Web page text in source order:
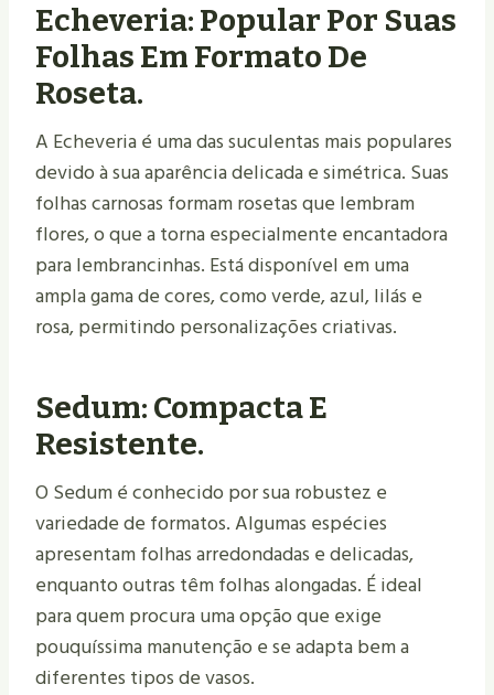
Echeveria: Popular Por Suas
Folhas Em Formato De
Roseta.
A Echeveria é uma das suculentas mais populares
devido à sua aparência delicada e simétrica. Suas
folhas carnosas formam rosetas que lembram
flores, o que a torna especialmente encantadora
para lembrancinhas. Está disponível em uma
ampla gama de cores, como verde, azul, lilás e
rosa, permitindo personalizações criativas.
Sedum: Compacta E
Resistente.
O Sedum é conhecido por sua robustez e
variedade de formatos. Algumas espécies
apresentam folhas arredondadas e delicadas,
enquanto outras têm folhas alongadas. É ideal
para quem procura uma opção que exige
pouquíssima manutenção e se adapta bem a
diferentes tipos de vasos.